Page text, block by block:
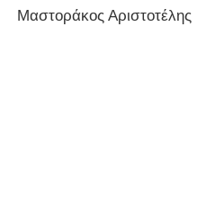
Μαστοράκος Αριστοτέλης